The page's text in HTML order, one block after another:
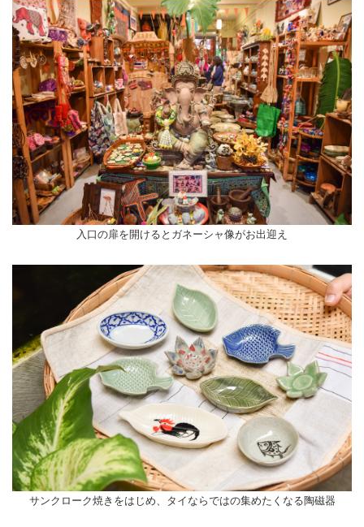
入口の扉を開けるとガネーシャ像がお出迎え
サンクローク焼きをはじめ、タイならではの集めたくなる陶磁器